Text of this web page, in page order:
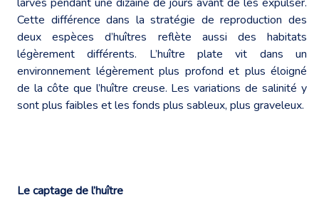
Cette différence dans la stratégie de reproduction des
deux espèces d’huîtres reflète aussi des habitats
légèrement différents. L’huître plate vit dans un
environnement légèrement plus profond et plus éloigné
de la côte que l’huître creuse. Les variations de salinité y
sont plus faibles et les fonds plus sableux, plus graveleux.
Le captage de l’huître